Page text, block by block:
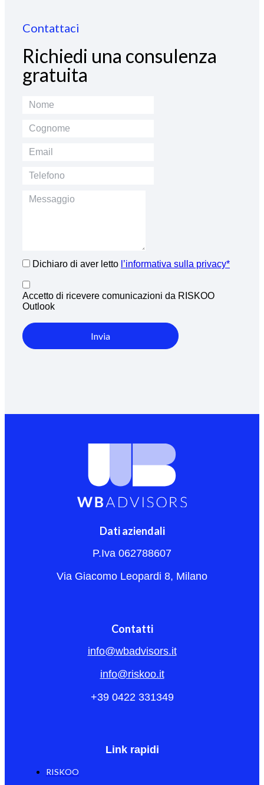
Contattaci
Richiedi una consulenza
gratuita
Dichiaro di aver letto l’informativa sulla privacy*
Accetto di ricevere comunicazioni da RISKOO
Outlook
Invia
Dati aziendali
P.Iva 062788607
Via Giacomo Leopardi 8, Milano
Contatti
info@wbadvisors.it
info@riskoo.it
+39 0422 331349
Link rapidi
RISKOO